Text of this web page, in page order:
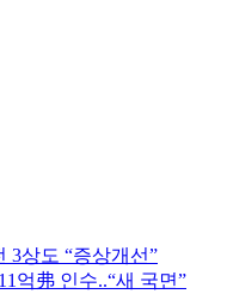
3상도 “증상개선”
억弗 인수..“새 국면”